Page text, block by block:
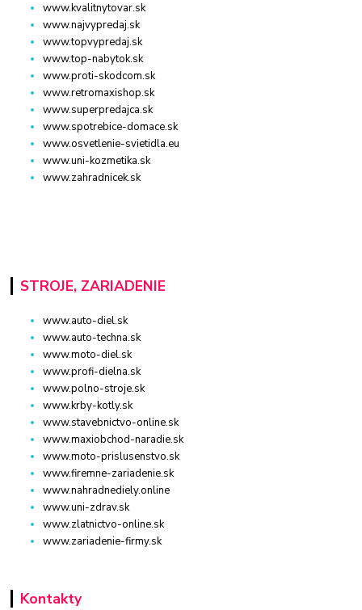
www.kvalitnytovar.sk
www.najvypredaj.sk
www.topvypredaj.sk
www.top-nabytok.sk
www.proti-skodcom.sk
www.retromaxishop.sk
www.superpredajca.sk
www.spotrebice-domace.sk
www.osvetlenie-svietidla.eu
www.uni-kozmetika.sk
www.zahradnicek.sk
STROJE, ZARIADENIE
www.auto-diel.sk
www.auto-techna.sk
www.moto-diel.sk
www.profi-dielna.sk
www.polno-stroje.sk
www.krby-kotly.sk
www.stavebnictvo-online.sk
www.maxiobchod-naradie.sk
www.moto-prislusenstvo.sk
www.firemne-zariadenie.sk
www.nahradnediely.online
www.uni-zdrav.sk
www.zlatnictvo-online.sk
www.zariadenie-firmy.sk
Kontakty